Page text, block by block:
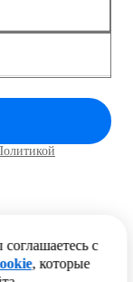
с
, которые